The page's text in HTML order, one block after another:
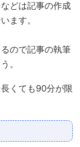
どは記事の作成
ます。
ので記事の執筆
。
くても90分が限